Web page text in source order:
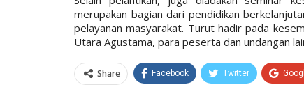
merupakan bagian dari pendidikan
pelayanan masyarakat. Turut hadir pada
Utara Agustama, para peserta dan undangan
Share Facebook Twitter